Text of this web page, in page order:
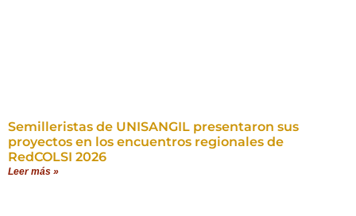
Semilleristas de UNISANGIL presentaron sus
proyectos en los encuentros regionales de
RedCOLSI 2026
Leer más »